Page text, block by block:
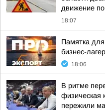
движение
18:07
Памятка для
бизнес-
18:06
В ритме
физическая
пережили